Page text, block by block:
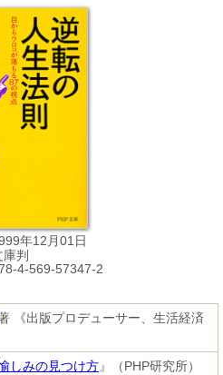
年12月01日
庫判
4-569-57347-2
《出版プロデューサー、生活経済
しみの見つけ方』（PHP研究所）